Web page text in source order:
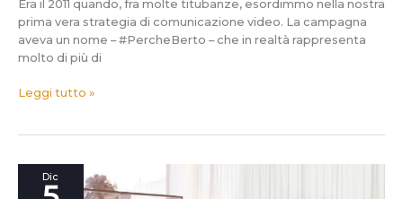
Era il 2011 quando, fra molte titubanze, esordimmo nella nostra
prima vera strategia di comunicazione video. La campagna
aveva un nome – #PercheBerto – che in realtà rappresenta
molto di più di
Leggi tutto »
Dic
nostro